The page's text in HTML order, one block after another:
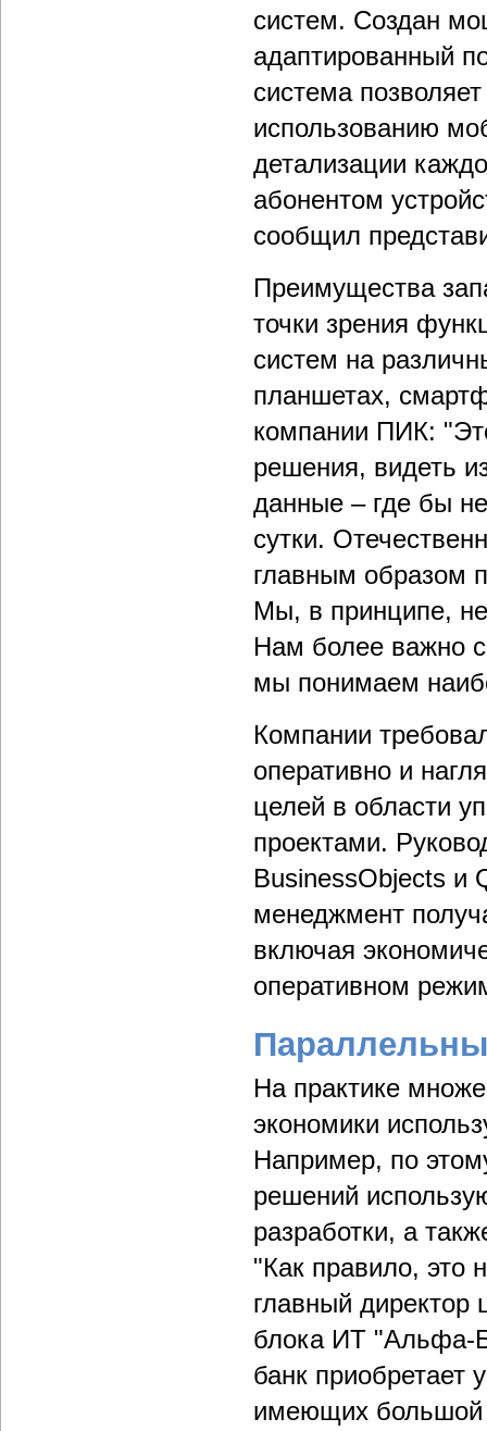
систем. Создан
адаптированный
cистема
использованию
детализации
абонентом
сообщил
Преимущества
точки зрения
систем на
планшетах,
компании ПИК:
решения, видеть
данные – где бы
сутки.
главным образом
Мы, в принципе,
Нам более важно
мы понимаем
Компании
оперативно и
целей в области
проектами.
BusinessObjects и
менеджмент
включая
оперативном
На практике
экономики
Например, по
решений
разработки, а
"Как правило, это
главный директор
блока ИТ "Альфа-
банк приобретает
имеющих большой